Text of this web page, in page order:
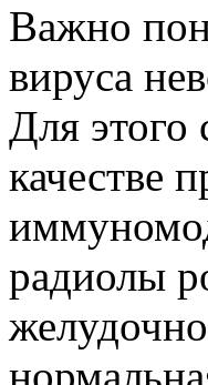
Важно
вируса
Для этого
качестве
радиолы